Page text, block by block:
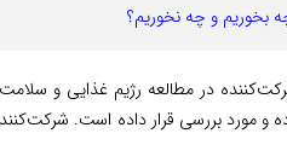
بخوریم و چه نخوریم؟